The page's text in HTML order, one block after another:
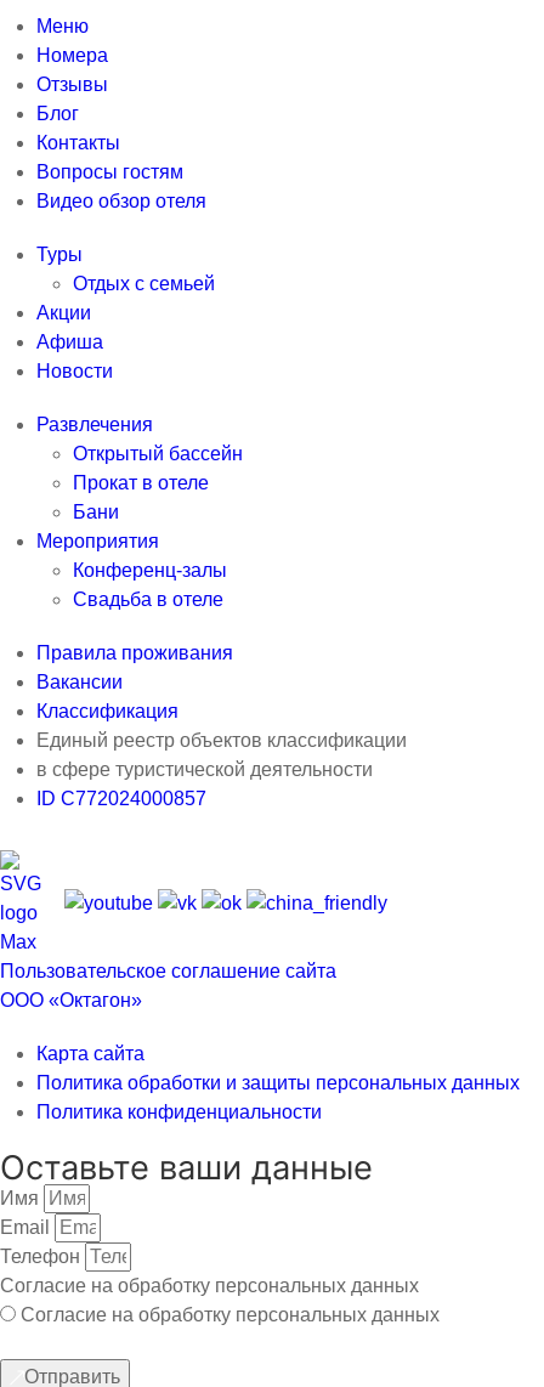
Меню
Номера
Отзывы
Блог
Контакты
Вопросы гостям
Видео обзор отеля
Туры
Отдых с семьей
Акции
Афиша
Новости
Развлечения
Открытый бассейн
Прокат в отеле
Бани
Мероприятия
Конференц-залы
Свадьба в отеле
Правила проживания
Вакансии
Классификация
Единый реестр объектов классификации
в сфере туристической деятельности
ID С772024000857
Пользовательское соглашение сайта
ООО «Октагон»
Карта сайта
Политика обработки и защиты персональных данных
Политика конфиденциальности
Оставьте ваши данные
Имя
Email
Телефон
Согласие на обработку персональных данных
Согласие на обработку персональных данных
Отправить